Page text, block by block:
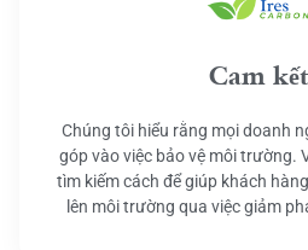
Cam kết
Chúng tôi hiểu rằng mọi doanh
góp vào việc bảo vệ môi trường.
tìm kiếm cách để giúp khách
lên môi trường qua việc giảm